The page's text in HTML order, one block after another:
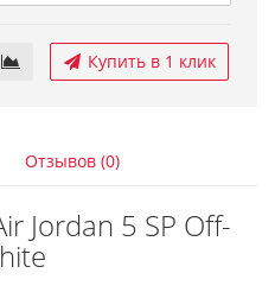
Купить в 1 клик
Отзывов (0)
Jordan 5 SP Off-